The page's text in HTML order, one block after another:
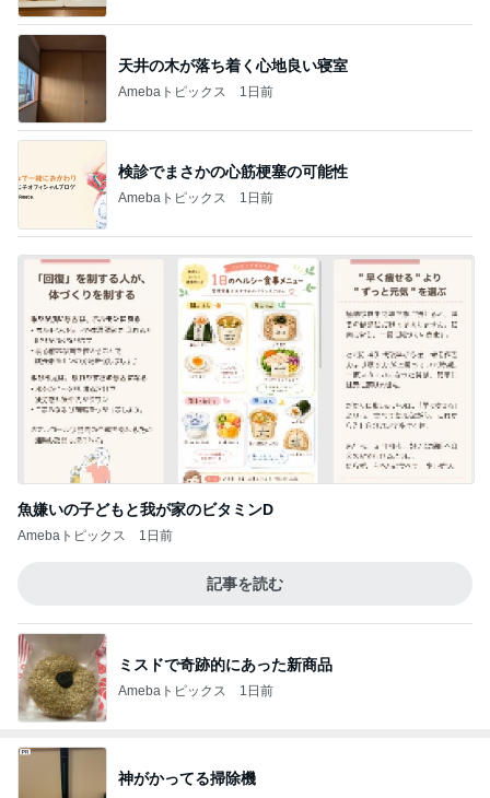
天井の木が落ち着く心地良い寝室
Amebaトピックス 1日前
検診でまさかの心筋梗塞の可能性
Amebaトピックス 1日前
魚嫌いの子どもと我が家のビタミンD
Amebaトピックス 1日前
記事を読む
ミスドで奇跡的にあった新商品
Amebaトピックス 1日前
神がかってる掃除機